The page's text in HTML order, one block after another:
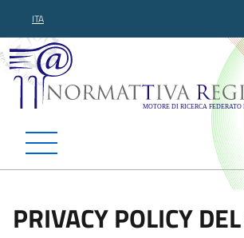
ITA
Normattiva
PRIVACY POLICY